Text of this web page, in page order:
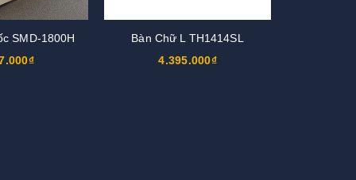
SMD-1800H
Bàn Chữ L TH1414SL
4.395.000₫